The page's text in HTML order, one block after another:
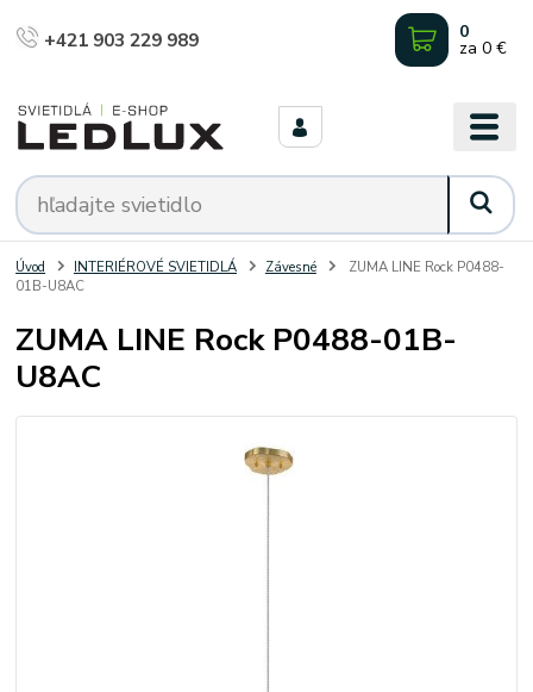
+421 903 229 989 0
za 0 €
Úvod INTERIÉROVÉ SVIETIDLÁ Závesné
ZUMA LINE Rock P0488-
01B-U8AC
ZUMA LINE Rock P0488-01B-
U8AC